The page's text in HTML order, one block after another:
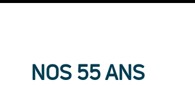
NOS 55 ANS